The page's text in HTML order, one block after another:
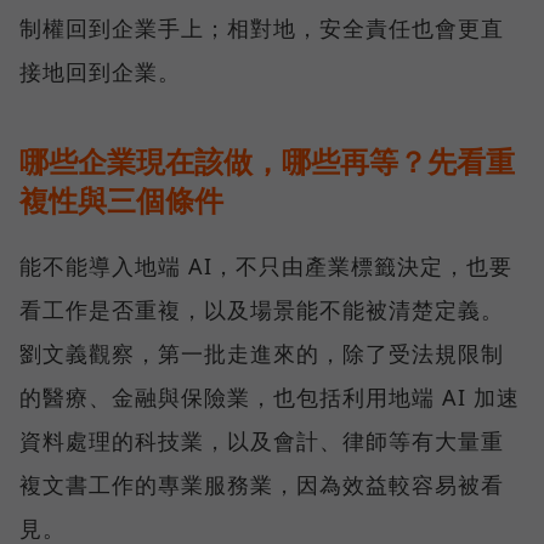
制權回到企業手上；相對地，安全責任也會更直
接地回到企業。
哪些企業現在該做，哪些再等？先看重
複性與三個條件
能不能導入地端 AI，不只由產業標籤決定，也要
看工作是否重複，以及場景能不能被清楚定義。
劉文義觀察，第一批走進來的，除了受法規限制
的醫療、金融與保險業，也包括利用地端 AI 加速
資料處理的科技業，以及會計、律師等有大量重
複文書工作的專業服務業，因為效益較容易被看
見。